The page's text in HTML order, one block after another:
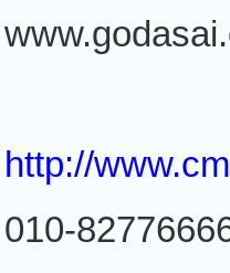
http://
010-